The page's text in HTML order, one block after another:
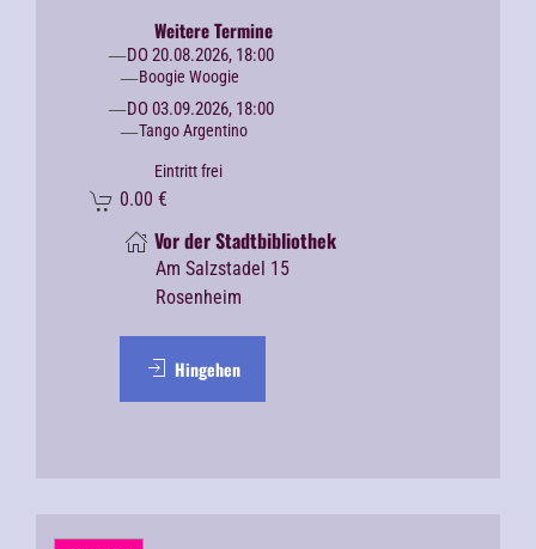
Weitere Termine
DO 20.08.2026, 18:00
Boogie Woogie
DO 03.09.2026, 18:00
Tango Argentino
Eintritt frei
0.00 €
Vor der Stadtbibliothek
Am Salzstadel 15
Rosenheim
Hingehen